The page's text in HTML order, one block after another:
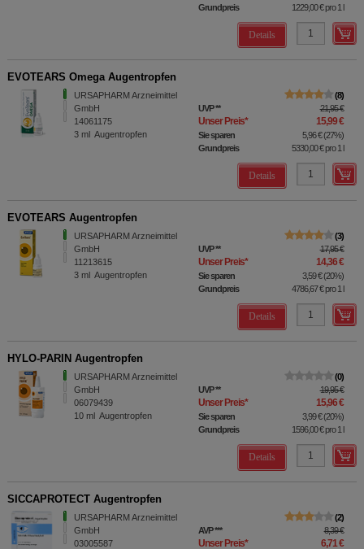
Grundpreis
1229,00 €pro 1 l
Details
EVOTEARS Omega Augentropfen
URSAPHARM Arzneimittel
GmbH
14061175
3 ml Augentropfen
8
UVP** 21,95 €
Unser Preis* 15,99 €
Sie sparen 5,96 €(27%)
Grundpreis
5330,00 €pro 1 l
Details
EVOTEARS Augentropfen
URSAPHARM Arzneimittel
GmbH
11213615
3 ml Augentropfen
3
UVP** 17,95 €
Unser Preis* 14,36 €
Sie sparen 3,59 €(20%)
Grundpreis
4786,67 €pro 1 l
Details
HYLO-PARIN Augentropfen
URSAPHARM Arzneimittel
GmbH
06079439
10 ml Augentropfen
0
UVP** 19,95 €
Unser Preis* 15,96 €
Sie sparen 3,99 €(20%)
Grundpreis
1596,00 €pro 1 l
Details
SICCAPROTECT Augentropfen
URSAPHARM Arzneimittel
GmbH
03005587
2
AVP*** 8,39 €
Unser Preis* 6,71 €